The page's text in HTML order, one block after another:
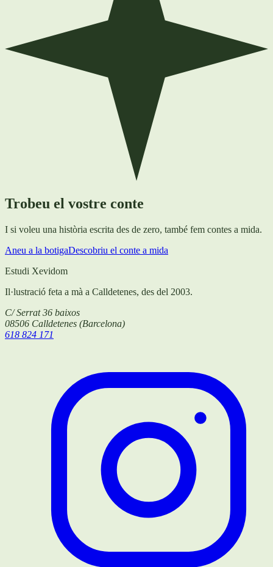
Trobeu el vostre conte
I si voleu una història escrita des de zero, també fem contes a mida.
Aneu a la botigaDescobriu el conte a mida
Estudi Xevidom
Il·lustració feta a mà a Calldetenes, des del 2003.
C/ Serrat 36 baixos
08506 Calldetenes (Barcelona)
618 824 171